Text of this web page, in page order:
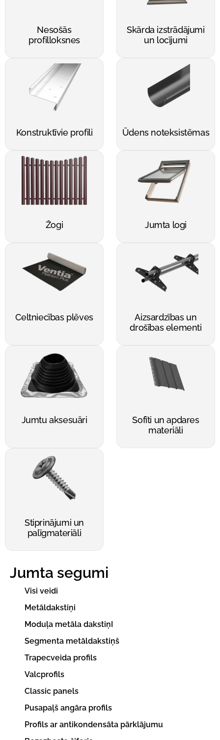
Nesošās
profilloksnes
Skārda izstrādājumi
un locījumi
Konstruktīvie profili Ūdens noteksistēmas
Žogi Jumta logi
Celtniecības plēves
Aizsardzības un
drošības elementi
Jumtu aksesuāri
Sofīti un apdares
materiāli
Stiprinājumi un
palīgmateriāli
Jumta segumi
Visi veidi
Metāldakstiņi
Moduļa metāla dakstiņI
Segmenta metāldakstiņš
Trapecveida profils
Valcprofils
Classic panels
Pusapaļš angāra profils
Profils ar antikondensāta pārklājumu